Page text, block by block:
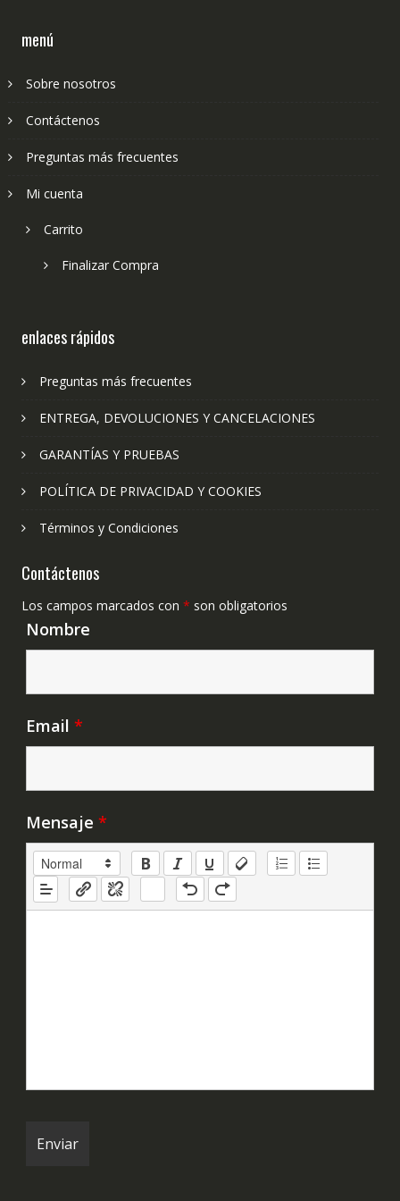
menú
Sobre nosotros
Contáctenos
Preguntas más frecuentes
Mi cuenta
Carrito
Finalizar Compra
enlaces rápidos
Preguntas más frecuentes
ENTREGA, DEVOLUCIONES Y CANCELACIONES
GARANTÍAS Y PRUEBAS
POLÍTICA DE PRIVACIDAD Y COOKIES
Términos y Condiciones
Contáctenos
Los campos marcados con * son obligatorios
Nombre
Email *
Mensaje *